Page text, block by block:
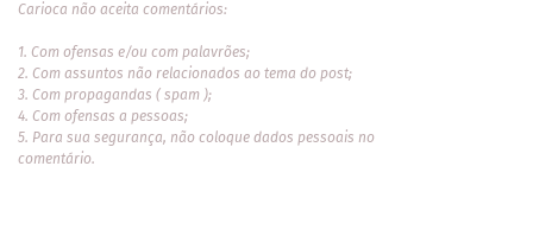
Carioca não aceita comentários:
1. Com ofensas e/ou com palavrões;
2. Com assuntos não relacionados ao tema do post;
3. Com propagandas ( spam );
4. Com ofensas a pessoas;
5. Para sua segurança, não coloque dados pessoais no
comentário.